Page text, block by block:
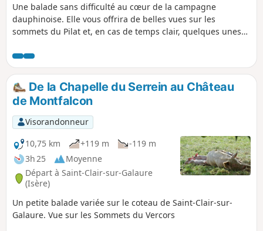
Une balade sans difficulté au cœur de la campagne
dauphinoise. Elle vous offrira de belles vues sur les
sommets du Pilat et, en cas de temps clair, quelques unes
De la Chapelle du Serrein au Château
de Montfalcon
Visorandonneur
10,75 km
+119 m
-119 m
3h 25
Moyenne
Départ à Saint-Clair-sur-Galaure
(Isère)
Un petite balade variée sur le coteau de Saint-Clair-sur-
Galaure. Vue sur les Sommets du Vercors